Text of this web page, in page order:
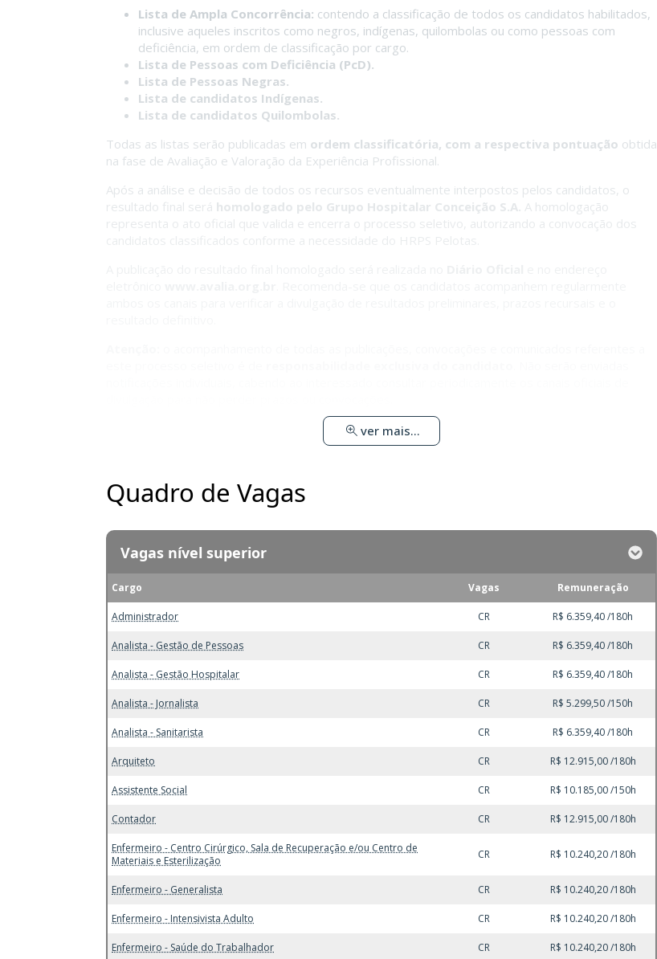
Lista de Ampla Concorrência: contendo a classificação de todos os candidatos habilitados,
inclusive aqueles inscritos como negros, indígenas, quilombolas ou como pessoas com
deficiência, em ordem de classificação por cargo.
Lista de Pessoas com Deficiência (PcD).
Lista de Pessoas Negras.
Lista de candidatos Indígenas.
Lista de candidatos Quilombolas.
Todas as listas serão publicadas em ordem classificatória, com a respectiva pontuação obtida
na fase de Avaliação e Valoração da Experiência Profissional.
Após a análise e decisão de todos os recursos eventualmente interpostos pelos candidatos, o
resultado final será homologado pelo Grupo Hospitalar Conceição S.A. A homologação
representa o ato oficial que valida e encerra o processo seletivo, autorizando a convocação dos
ver mais...
Quadro de Vagas
Vagas nível superior
Cargo Vagas Remuneração
Administrador CR R$ 6.359,40 /180h
Analista - Gestão de Pessoas CR R$ 6.359,40 /180h
Analista - Gestão Hospitalar CR R$ 6.359,40 /180h
Analista - Jornalista CR R$ 5.299,50 /150h
Analista - Sanitarista CR R$ 6.359,40 /180h
Arquiteto CR R$ 12.915,00 /180h
Assistente Social CR R$ 10.185,00 /150h
Contador CR R$ 12.915,00 /180h
Enfermeiro - Centro Cirúrgico, Sala de Recuperação e/ou Centro de
Materiais e Esterilização
CR R$ 10.240,20 /180h
Enfermeiro - Generalista CR R$ 10.240,20 /180h
Enfermeiro - Intensivista Adulto CR R$ 10.240,20 /180h
Enfermeiro - Saúde do Trabalhador CR R$ 10.240,20 /180h